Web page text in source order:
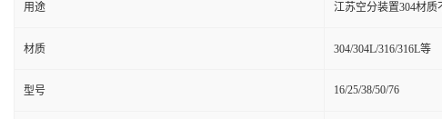
用途 江苏空分装置304材质
材质 304/304L/316/316L等
型号 16/25/38/50/76